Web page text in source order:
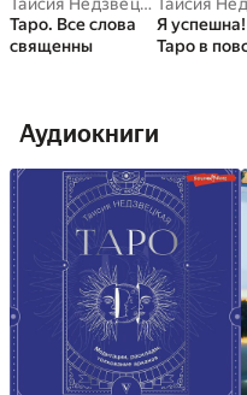
Таро. Все слова
священны
Я
Таро в
Аудиокниги